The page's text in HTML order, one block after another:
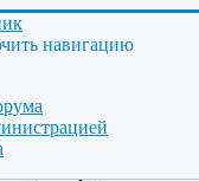
навигацию
Даже плохие дороги
в поле каждый
Улыбнушка скоро